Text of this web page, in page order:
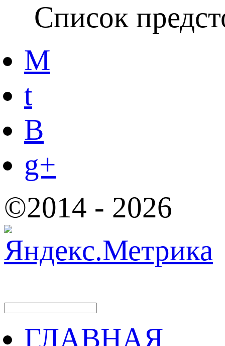
Список
M
t
B
g+
©2014 - 2026
ГЛАВНАЯ